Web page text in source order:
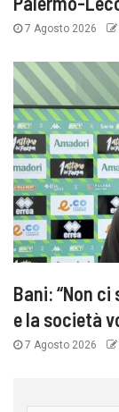
7 Agosto 2026
Bani: “Non
e la società
7 Agosto 2026